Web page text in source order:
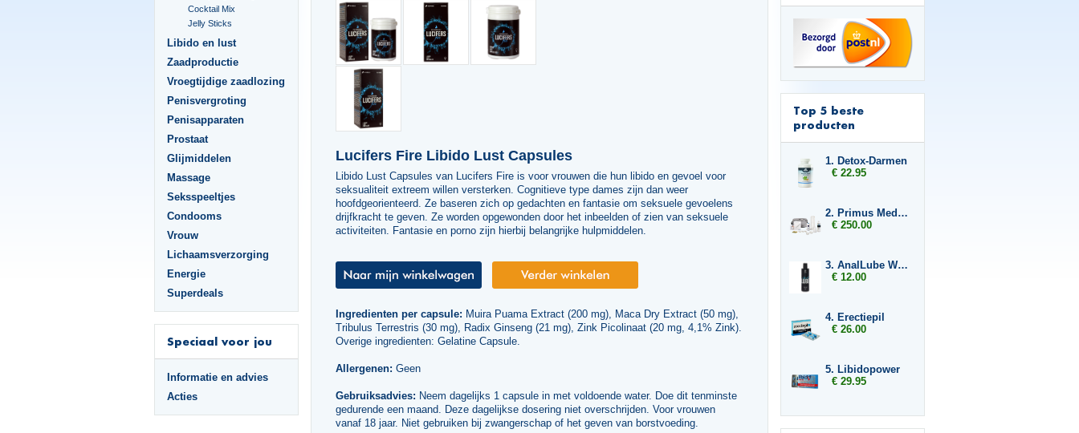
Cocktail Mix
Jelly Sticks
Libido en lust
Zaadproductie
Vroegtijdige zaadlozing
Penisvergroting
Penisapparaten
Prostaat
Glijmiddelen
Massage
Seksspeeltjes
Condooms
Vrouw
Lichaamsverzorging
Energie
Superdeals
Speciaal voor jou
Informatie en advies
Acties
Lucifers Fire Libido Lust Capsules
Libido Lust Capsules van Lucifers Fire is voor vrouwen die hun libido en gevoel voor
seksualiteit extreem willen versterken. Cognitieve type dames zijn dan weer
hoofdgeorienteerd. Ze baseren zich op gedachten en fantasie om seksuele gevoelens
drijfkracht te geven. Ze worden opgewonden door het inbeelden of zien van seksuele
activiteiten. Fantasie en porno zijn hierbij belangrijke hulpmiddelen.
Ingredienten per capsule: Muira Puama Extract (200 mg), Maca Dry Extract (50 mg),
Tribulus Terrestris (30 mg), Radix Ginseng (21 mg), Zink Picolinaat (20 mg, 4,1% Zink).
Overige ingredienten: Gelatine Capsule.
Allergenen: Geen
Gebruiksadvies: Neem dagelijks 1 capsule in met voldoende water. Doe dit tenminste
gedurende een maand. Deze dagelijkse dosering niet overschrijden. Voor vrouwen
vanaf 18 jaar. Niet gebruiken bij zwangerschap of het geven van borstvoeding.
Top 5 beste
producten
1. Detox-Darmen
€ 22.95
2. Primus Medische erectiepomp
€ 250.00
3. AnalLube Water Based 250ml
€ 12.00
4. Erectiepil
€ 26.00
5. Libidopower
€ 29.95